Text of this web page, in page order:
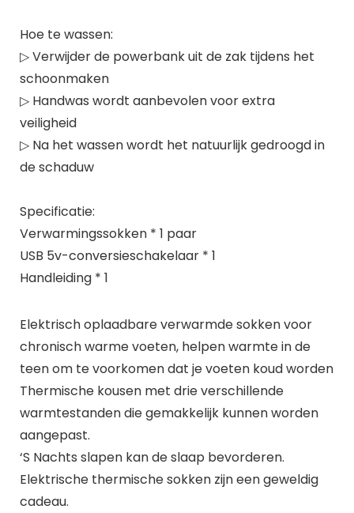
Hoe te wassen:
▷ Verwijder de powerbank uit de zak tijdens het
schoonmaken
▷ Handwas wordt aanbevolen voor extra
veiligheid
▷ Na het wassen wordt het natuurlijk gedroogd in
de schaduw
Specificatie:
Verwarmingssokken * 1 paar
USB 5v-conversieschakelaar * 1
Handleiding * 1
Elektrisch oplaadbare verwarmde sokken voor
chronisch warme voeten, helpen warmte in de
teen om te voorkomen dat je voeten koud worden
Thermische kousen met drie verschillende
warmtestanden die gemakkelijk kunnen worden
aangepast.
‘S Nachts slapen kan de slaap bevorderen.
Elektrische thermische sokken zijn een geweldig
cadeau.